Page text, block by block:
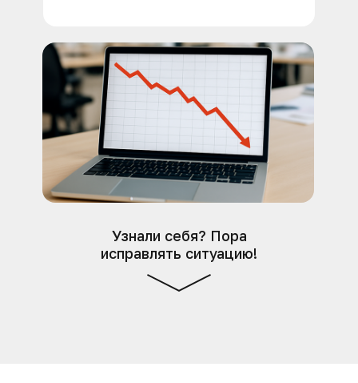
Узнали себя? Пора
исправлять ситуацию!